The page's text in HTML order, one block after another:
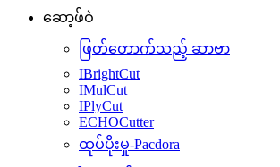
ဆော့ဖ်ဝဲ
ဖြတ်တောက်သည့် ဆာဗာ
IBrightCut
IMulCut
IPlyCut
ECHOCutter
ထုပ်ပိုးမှု-Pacdora